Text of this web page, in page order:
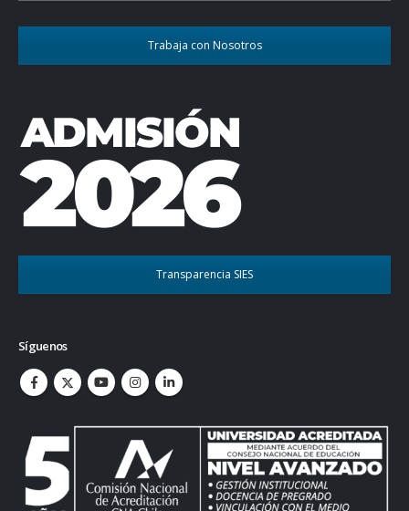
Trabaja con Nosotros
Transparencia SIES
Síguenos